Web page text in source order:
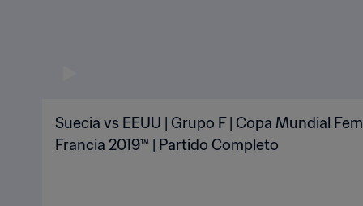
Suecia vs EEUU | Grupo F | Copa Mundial
Francia 2019™ | Partido Completo